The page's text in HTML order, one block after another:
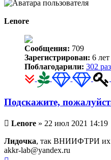
Lenore
Сообщения: 709
Зарегистрирован: 6
Поблагодарили: 302
Подскажите,
Непрочитанное
Lenore » 22 июл 2021 14:19
Лидочка, так ВНИИФТРИ их
akkr-lab@yandex.ru